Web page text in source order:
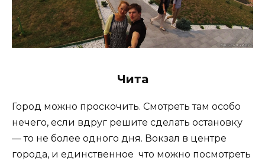
Чита
Город можно проскочить. Смотреть там особо
нечего, если вдруг решите сделать остановку
— то не более одного дня. Вокзал в центре
города, и единственное что можно посмотреть